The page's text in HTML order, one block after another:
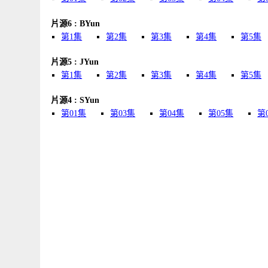
片源6 : BYun
第1集
第2集 第3集 第4集 第5集
片源5 : JYun
第1集
第2集 第3集 第4集 第5集
片源4 : SYun
第01集
第03集 第04集 第05集 第